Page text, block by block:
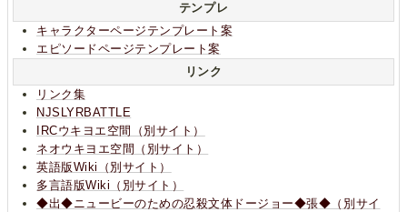
テンプレ
キャラクターページテンプレート案
エピソードページテンプレート案
リンク
リンク集
NJSLYRBATTLE
IRCウキヨエ空間（別サイト）
ネオウキヨエ空間（別サイト）
英語版Wiki（別サイト）
多言語版Wiki（別サイト）
◆出◆ニュービーのための忍殺文体ドージョー◆張◆（別サイ